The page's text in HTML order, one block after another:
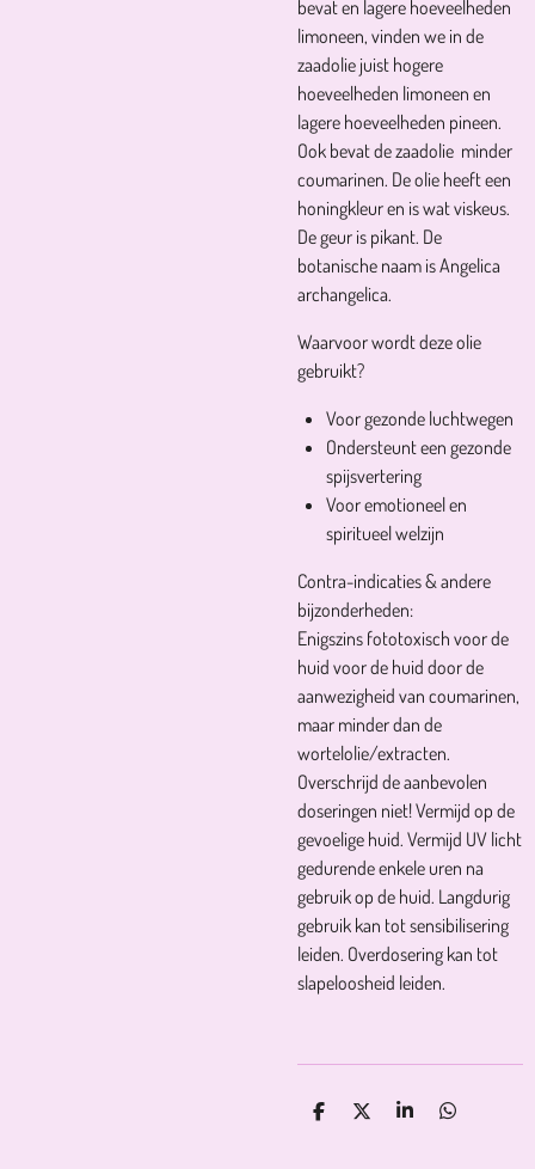
bevat en lagere hoeveelheden
limoneen, vinden we in de
zaadolie juist hogere
hoeveelheden limoneen en
lagere hoeveelheden pineen.
Ook bevat de zaadolie minder
coumarinen. De olie heeft een
honingkleur en is wat viskeus.
De geur is pikant. De
botanische naam is Angelica
archangelica.
Waarvoor wordt deze olie
gebruikt?
Voor gezonde luchtwegen
Ondersteunt een gezonde
spijsvertering
Voor emotioneel en
spiritueel welzijn
Contra-indicaties & andere
bijzonderheden:
Enigszins fototoxisch voor de
huid voor de huid door de
aanwezigheid van coumarinen,
maar minder dan de
wortelolie/extracten.
Overschrijd de aanbevolen
doseringen niet! Vermijd op de
gevoelige huid. Vermijd UV licht
gedurende enkele uren na
gebruik op de huid. Langdurig
gebruik kan tot sensibilisering
leiden. Overdosering kan tot
slapeloosheid leiden.
D
D
S
D